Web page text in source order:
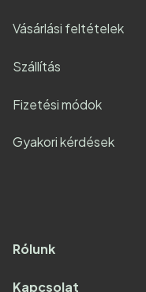
Vásárlási feltételek
Szállítás
Fizetési módok
Gyakori kérdések
Rólunk
Kapcsolat